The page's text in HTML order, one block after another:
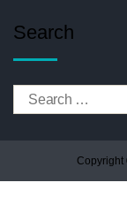
Search
Copyright